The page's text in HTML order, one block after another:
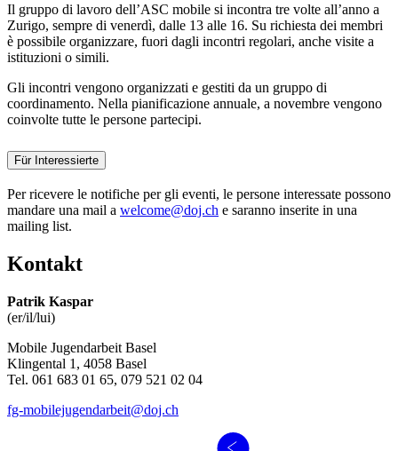
Il gruppo di lavoro dell’ASC mobile si incontra tre volte all’anno a
Zurigo, sempre di venerdì, dalle 13 alle 16. Su richiesta dei membri
è possibile organizzare, fuori dagli incontri regolari, anche visite a
istituzioni o simili.
Gli incontri vengono organizzati e gestiti da un gruppo di
coordinamento. Nella pianificazione annuale, a novembre vengono
coinvolte tutte le persone partecipi.
Für Interessierte
Per ricevere le notifiche per gli eventi, le persone interessate possono
mandare una mail a welcome@doj.ch e saranno inserite in una
mailing list.
Kontakt
Patrik Kaspar
(er/il/lui)
Mobile Jugendarbeit Basel
Klingental 1, 4058 Basel
Tel. 061 683 01 65, 079 521 02 04
fg-mobilejugendarbeit@doj.ch